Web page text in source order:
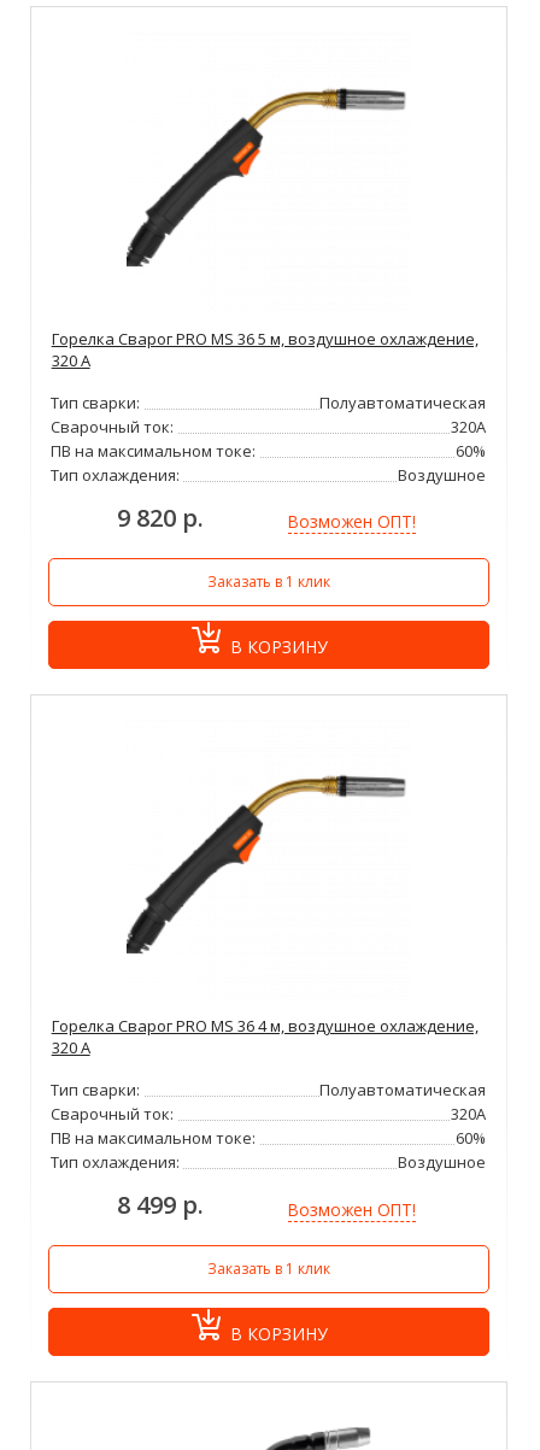
Горелка Сварог PRO MS 36 5 м, воздушное охлаждение,
320 А
Тип сварки:
Полуавтоматическая
Сварочный ток:
320А
ПВ на максимальном токе:
60%
Тип охлаждения:
Воздушное
9 820 р. Возможен ОПТ!
Заказать в 1 клик
В КОРЗИНУ
Горелка Сварог PRO MS 36 4 м, воздушное охлаждение,
320 А
Тип сварки:
Полуавтоматическая
Сварочный ток:
320А
ПВ на максимальном токе:
60%
Тип охлаждения:
Воздушное
8 499 р. Возможен ОПТ!
Заказать в 1 клик
В КОРЗИНУ